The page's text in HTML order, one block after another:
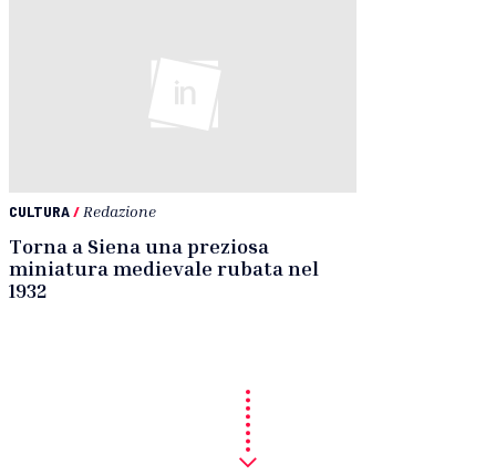
CULTURA/ Redazione
Torna a Siena una preziosa
miniatura medievale rubata nel
1932